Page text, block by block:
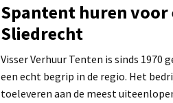
Spantent huren
Sliedrecht
Visser Verhuur Tenten is sinds
een echt begrip in de regio. Het
toeleveren aan de meest